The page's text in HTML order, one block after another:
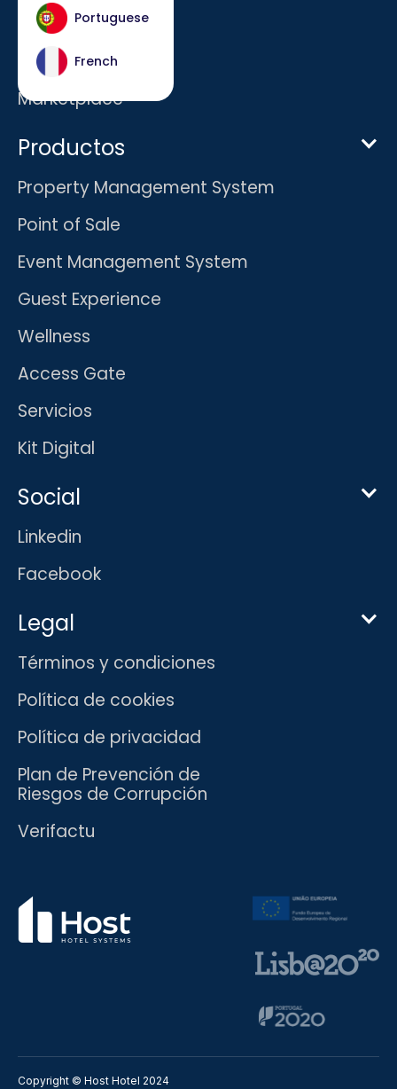
Portuguese
French
Empresa
Carreras
Marketplace
Productos
Property Management System
Point of Sale
Event Management System
Guest Experience
Wellness
Access Gate
Servicios
Kit Digital
Social
Linkedin
Facebook
Legal
Términos y condiciones
Política de cookies
Política de privacidad
Plan de Prevención de
Riesgos de Corrupción
Verifactu
Copyright © Host Hotel 2024